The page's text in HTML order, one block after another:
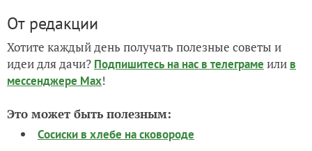
От редакции
Хотите каждый день получать полезные советы и
идеи для дачи? Подпишитесь на нас в телеграме или в
мессенджере Max!
Это может быть полезным:
Сосиски в хлебе на сковороде